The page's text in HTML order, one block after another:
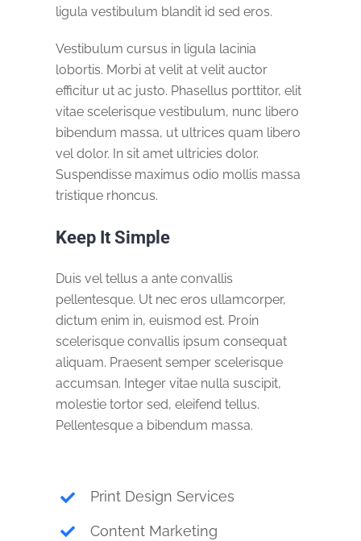
ligula vestibulum blandit id sed eros.
Vestibulum cursus in ligula lacinia
lobortis. Morbi at velit at velit auctor
efficitur ut ac justo. Phasellus porttitor, elit
vitae scelerisque vestibulum, nunc libero
bibendum massa, ut ultrices quam libero
vel dolor. In sit amet ultricies dolor.
Suspendisse maximus odio mollis massa
tristique rhoncus.
Keep It Simple
Duis vel tellus a ante convallis
pellentesque. Ut nec eros ullamcorper,
dictum enim in, euismod est. Proin
scelerisque convallis ipsum consequat
aliquam. Praesent semper scelerisque
accumsan. Integer vitae nulla suscipit,
molestie tortor sed, eleifend tellus.
Pellentesque a bibendum massa.
Print Design Services
Content Marketing